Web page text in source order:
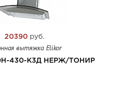
20390 руб.
вытяжка Elikor
430-К3Д НЕРЖ/ТОНИР